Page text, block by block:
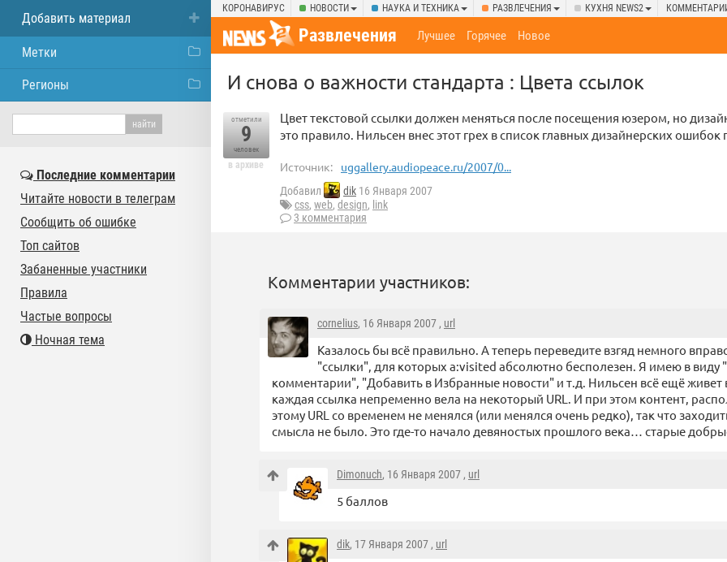
КОРОНАВИРУС НОВОСТИ НАУКА И ТЕХНИКА РАЗВЛЕЧЕНИЯ КУХНЯ NEWS2
Развлечения Лучшее Горячее Новое
И снова о важности стандарта : Цвета ссылок
отметили
9
человек
в архиве
Цвет текстовой ссылки должен меняться после посещения юзером, но
это правило. Нильсен внес этот грех в список главных дизайнерских
Источник: uggallery.audiopeace.ru/2007/0...
Добавил dik 16 Января 2007
css, web, design, link
3 комментария
Комментарии участников:
cornelius, 16 Января 2007 , url
Казалось бы всё правильно. А теперь переведите взгяд немного
"ссылки", для которых a:visited абсолютно бесполезен. Я имею в виду
комментарии", "Добавить в Избранные новости" и т.д. Нильсен всё ещё живет
каждая ссылка непременно вела на некоторый URL. И при этом контент,
этому URL со временем не менялся (или менялся очень редко), так что
смысла не было. Это где-то начало девяностых прошлого века… старые
Dimonuch, 16 Января 2007 , url
5 баллов
dik, 17 Января 2007 , url
Добавить материал
Метки
Регионы
Последние комментарии
Читайте новости в телеграм
Сообщить об ошибке
Топ сайтов
Забаненные участники
Правила
Частые вопросы
Ночная тема